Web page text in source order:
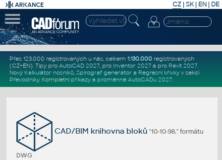
CZ | SK| EN | DE
Přes 123.000 registrovaných u nás, celkem 1.130.000registrovaných
(CZ+EN). Tipy pro AutoCAD 2027, pro Inventor 2027a pro Revit 2027.
Nový Kalkulátor nosníků, Spirograf generátor a Regresní křivkyv sekci
Převodníky. Kompletní příkazya proměnné AutoCADu 2027.
CAD/BIM knihovna bloků"10-10-98." formátu
DWG